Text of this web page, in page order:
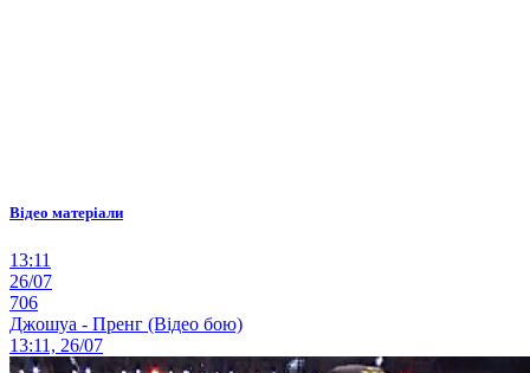
Відео матеріали
13:11
26/07
706
Джошуа - Пренг (Відео бою)
13:11, 26/07